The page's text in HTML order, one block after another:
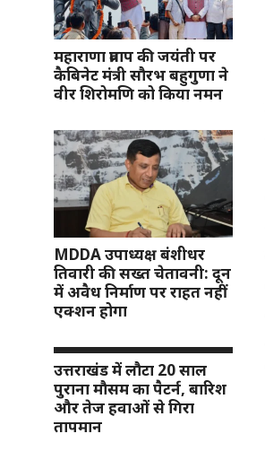
महाराणा प्रताप की जयंती पर
कैबिनेट मंत्री सौरभ बहुगुणा ने
वीर शिरोमणि को किया नमन
MDDA उपाध्यक्ष बंशीधर
तिवारी की सख्त चेतावनी: दून
में अवैध निर्माण पर राहत नहीं
एक्शन होगा
उत्तराखंड में लौटा 20 साल
पुराना मौसम का पैटर्न, बारिश
और तेज हवाओं से गिरा
तापमान